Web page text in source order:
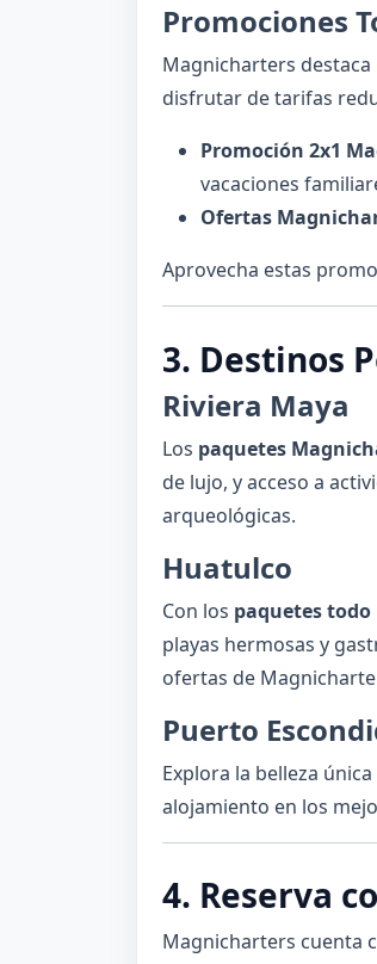
Promociones
Magnicharters
disfrutar de tarifas
Promoción 2x1
vacaciones
Ofertas
Aprovecha estas
3. Destinos
Riviera Maya
Los paquetes
de lujo, y acceso a
arqueológicas.
Huatulco
Con los paquetes
playas hermosas y
ofertas de
Puerto
Explora la belleza única
alojamiento en los
4. Reserva
Magnicharters cuenta